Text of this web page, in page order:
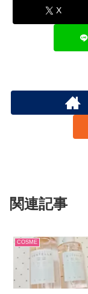
X
関連記事
COSME